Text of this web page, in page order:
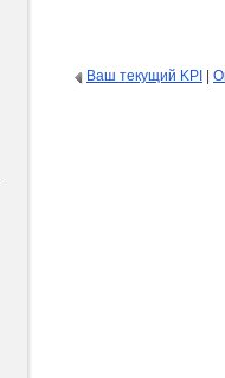
Ваш текущий KPI